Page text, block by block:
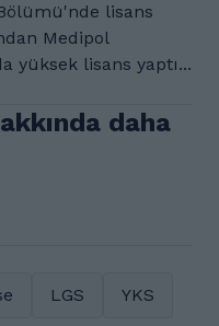
lisans
Medipol
yüksek lisans yaptı...
daha
LGS YKS